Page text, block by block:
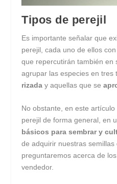
Tipos de perejil
Es importante señalar que
perejil, cada uno de ellos
que repercutirán también en
agrupar las especies en tres
rizada y aquellas que se
No obstante, en este
perejil de forma general, en
básicos para sembrar y
de adquirir nuestras semillas
preguntaremos acerca de
vendedor.